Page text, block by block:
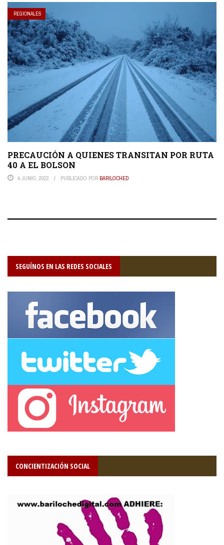
REGIONALES
PRECAUCIÓN A QUIENES TRANSITAN POR RUTA
40 A EL BOLSON
4 JUNIO, 2022 PUBLICADO POR BARILOCHED
SEGUÍNOS EN LAS REDES SOCIALES
CONCIENTIZACIÓN SOCIAL